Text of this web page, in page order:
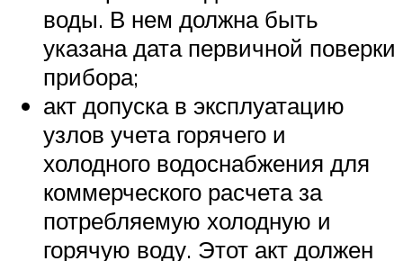
воды. В нем должна быть
указана дата первичной поверки
прибора;
акт допуска в эксплуатацию
узлов учета горячего и
холодного водоснабжения для
коммерческого расчета за
потребляемую холодную и
горячую воду. Этот акт должен